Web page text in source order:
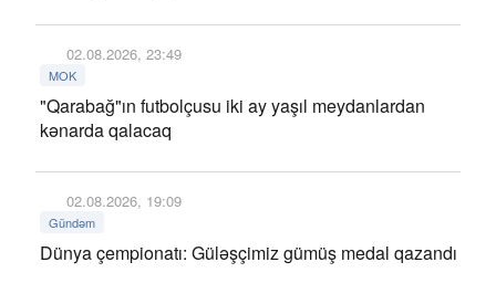
02.08.2026, 23:49
MOK
"Qarabağ"ın futbolçusu iki ay yaşıl meydanlardan
kənarda qalacaq
02.08.2026, 19:09
Gündəm
Dünya çempionatı: Güləşçimiz gümüş medal qazandı